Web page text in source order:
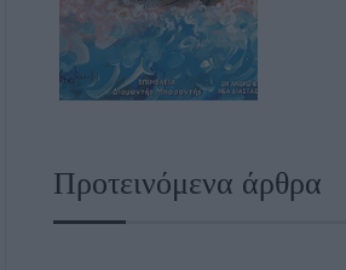
Προτεινόμενα άρθρα